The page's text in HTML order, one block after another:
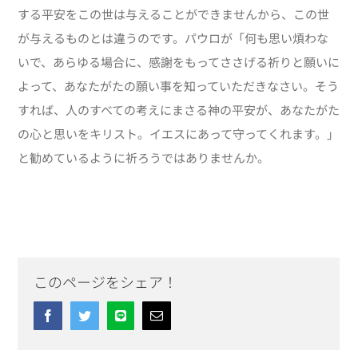
する平安をこの世は与えることができませんから、この世
が与えるものとは違うのです。パウロが「何も思い煩わな
いで、あらゆる場合に、感謝をもってささげる祈りと願いに
よって、あなたがたの願い事を知っていただきなさい。そう
すれば、人のすべての考えにまさる神の平安が、あなたがた
の心と思いをキリスト。イエスにあって守ってくれます。」
と勧めているように祈ろうではありませんか。
このページをシェア！
FacebookTwitterLine Email